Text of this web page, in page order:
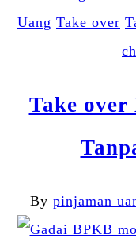
Uang Take over
Take
By pinjaman